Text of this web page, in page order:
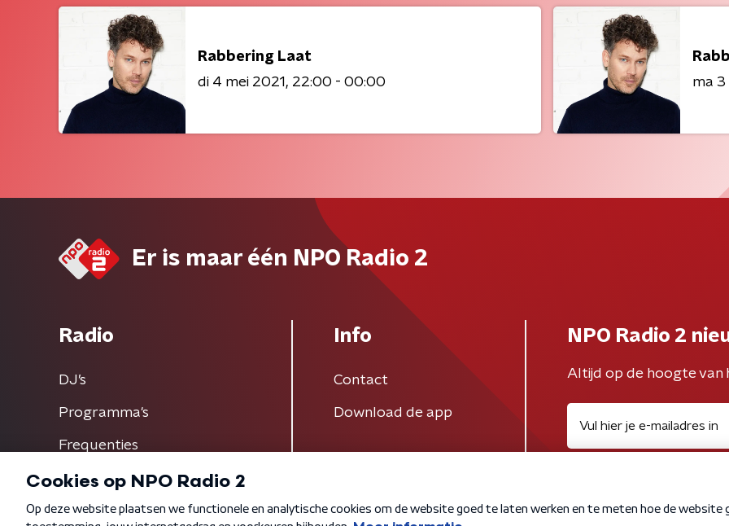
Rabbering Laat
di 4 mei 2021
22:00 - 00:00
ma 3
Er is maar één NPO Radio 2
Radio
DJ’s
Programma's
Frequenties
Info
Contact
Download de app
NPO Radio 2
Altijd op de hoogte van